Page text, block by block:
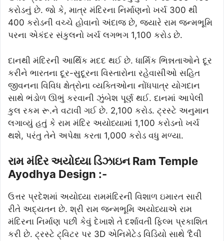
કરોડનું છે. જો કે, માત્ર મંદિરના નિર્માણનો ખર્ચ 300 થી
400 કરોડની વચ્ચે હોવાનો અંદાજ છે, જ્યારે રામ જન્મભૂમિ
પરના એકંદર સંકુલનો ખર્ચ લગભગ 1,100 કરોડ છે.
દાનથી મંદિરની આર્થિક મદદ થઈ છે. ધાર્મિક ભિન્નતાઓને દૂર
કરીને ભારતના દૂર-સુદૂરના વિસ્તારોના રહેવાસીઓ સહિત
જીવનના વિવિધ ક્ષેત્રોના વ્યક્તિઓના નોંધપાત્ર યોગદાન
સાથે ભંડોળ ઊભું કરવાની ઝુંબેશ પૂર્ણ થઈ. દાનમાં આપેલી
કુલ રકમ રૂ.ને વટાવી ગઈ છે. 2,100 કરોડ. ટ્રસ્ટે અનુમાન
લગાવ્યું હતું કે રામ મંદિર અયોધ્યામાં 1,100 કરોડનો ખર્ચ
થશે, પરંતુ તેને અપેક્ષા કરતા 1,000 કરોડ વધુ મળ્યા.
રામ મંદિર અયોધ્યા ડિઝાઇન Ram Temple
Ayodhya Design :-
ઉત્તર પ્રદેશમાં અયોધ્યા રામમંદિરની વિશાળ ઇમારત સારી
રીતે અદ્યતન છે. શ્રી રામ જન્મભૂમિ અયોધ્યાએ રામ
મંદિરના નિર્માણ પછી કેવું દેખાશે તે દર્શાવતી ફિલ્મ પ્રકાશિત
કરી છે. ટ્રસ્ટે ટ્વિટર પર 3D એનિમેટેડ વિડિયો સાથે ‘દૈવી